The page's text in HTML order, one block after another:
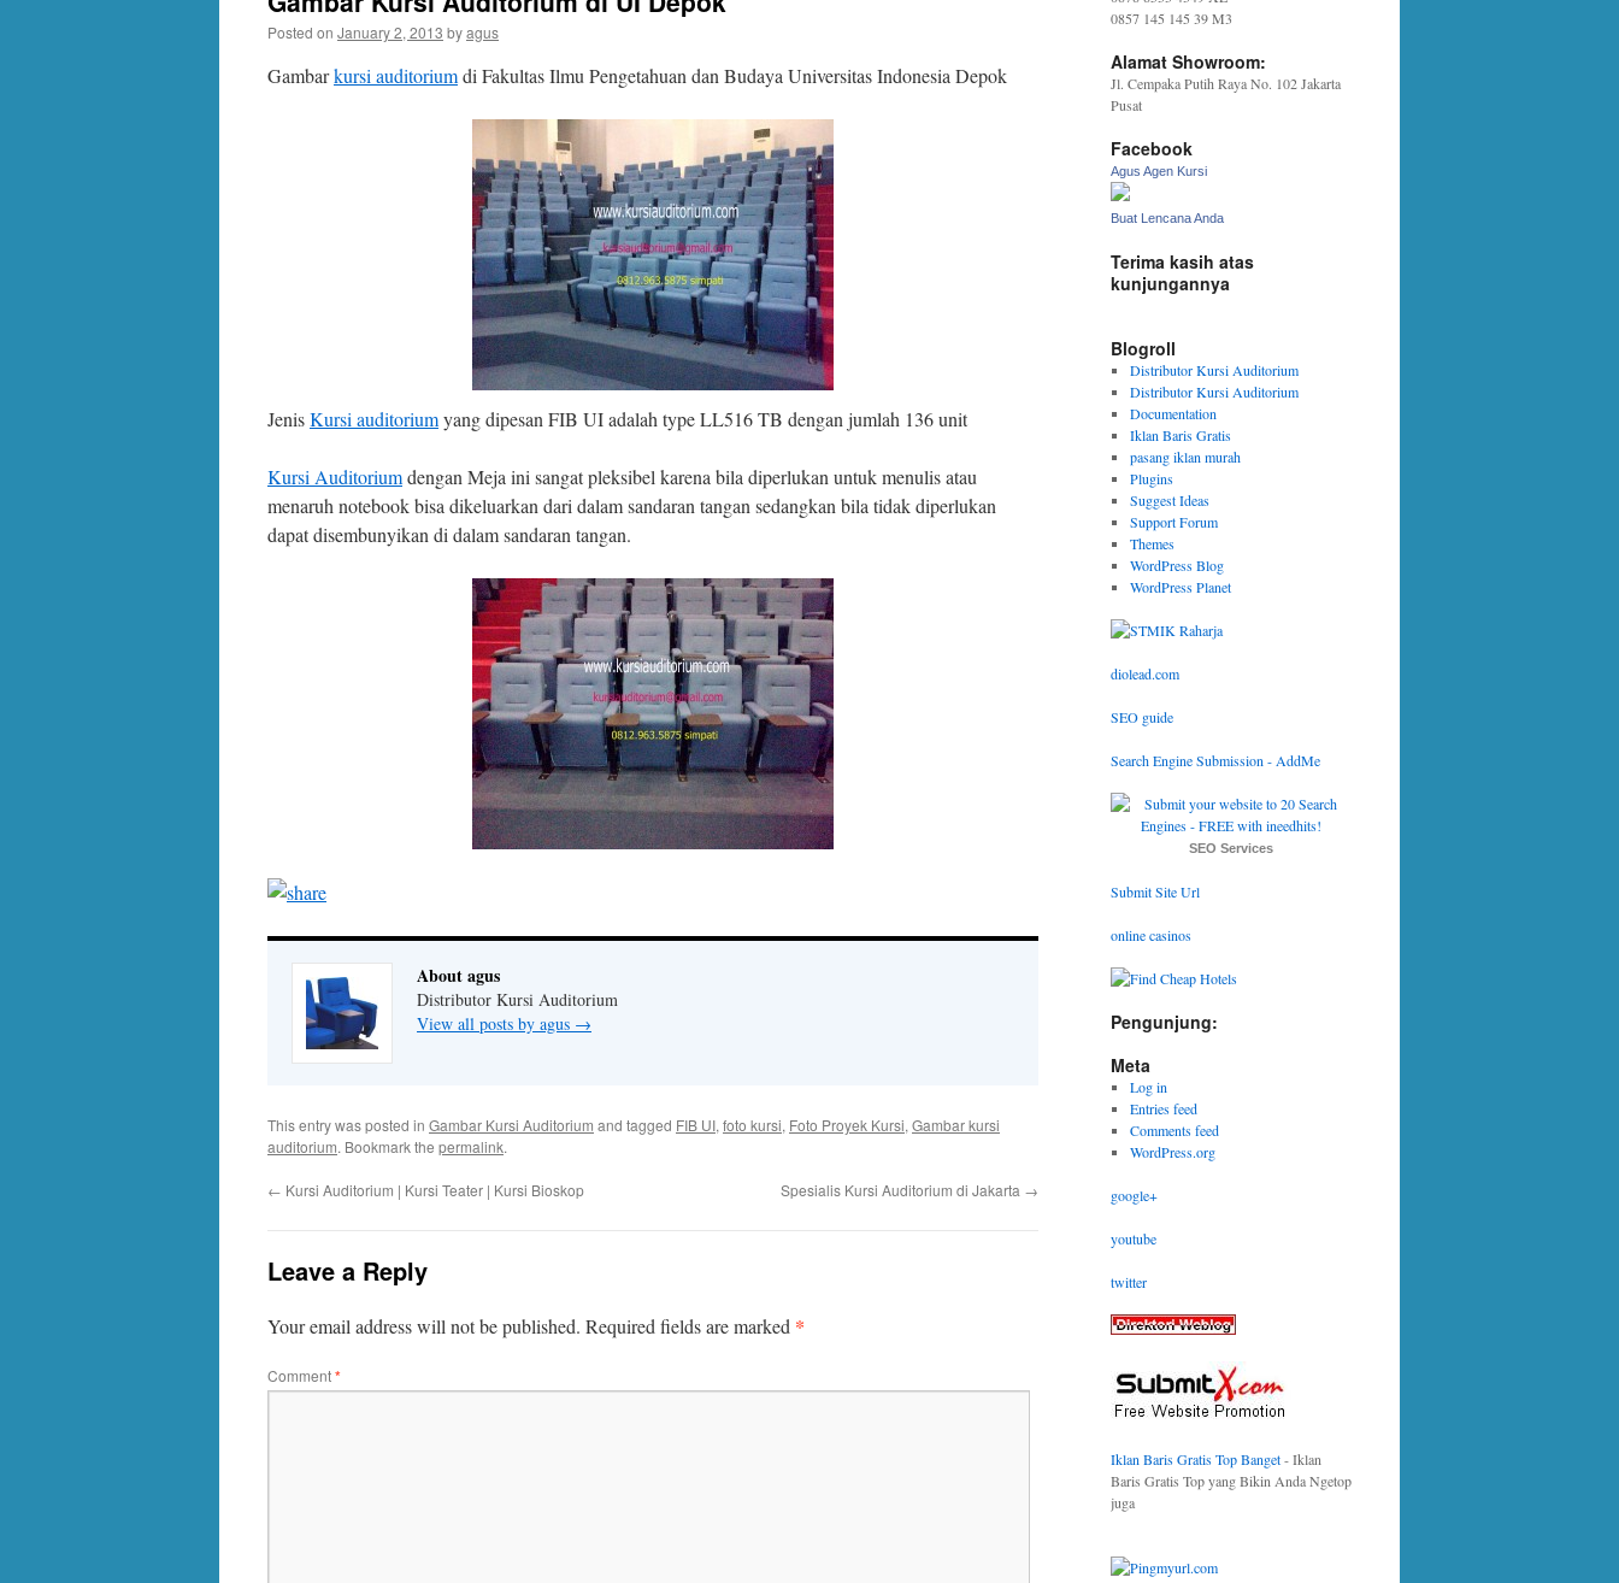
Posted on January 2, 2013 byagus
Gambarkursi auditoriumdi Fakultas Ilmu Pengetahuan dan Budaya Universitas Indonesia Depok
JenisKursi auditoriumyang dipesan FIB UI adalah type LL516 TB dengan jumlah 136 unit
Kursi Auditoriumdengan Meja ini sangat pleksibel karena bila diperlukan untuk menulis atau
menaruh notebook bisa dikeluarkan dari dalam sandaran tangan sedangkan bila tidak diperlukan
dapat disembunyikan di dalam sandaran tangan.
About agus
Distributor Kursi Auditorium
View all posts by agus →
This entry was posted in Gambar Kursi Auditorium and tagged FIB UI, foto kursi, Foto Proyek Kursi, Gambar kursi
auditorium. Bookmark the permalink.
← Kursi Auditorium | Kursi Teater | Kursi Bioskop Spesialis Kursi Auditorium di Jakarta →
Leave a Reply
Your email address will not be published. Required fields are marked *
Comment*
0857 145 145 39 M3
Alamat Showroom:
Jl. Cempaka Putih Raya No. 102 Jakarta
Pusat
Facebook
Agus Agen Kursi
Buat Lencana Anda
Terima kasih atas
kunjungannya
Blogroll
Distributor Kursi Auditorium
Distributor Kursi Auditorium
Documentation
Iklan Baris Gratis
pasang iklan murah
Plugins
Suggest Ideas
Support Forum
Themes
WordPress Blog
WordPress Planet
diolead.com
SEO guide
Search Engine Submission - AddMe
SEO Services
Submit Site Url
online casinos
Pengunjung:
Meta
Log in
Entries feed
Comments feed
WordPress.org
google+
youtube
twitter
Iklan Baris Gratis Top Banget- Iklan
Baris Gratis Top yang Bikin Anda Ngetop
juga